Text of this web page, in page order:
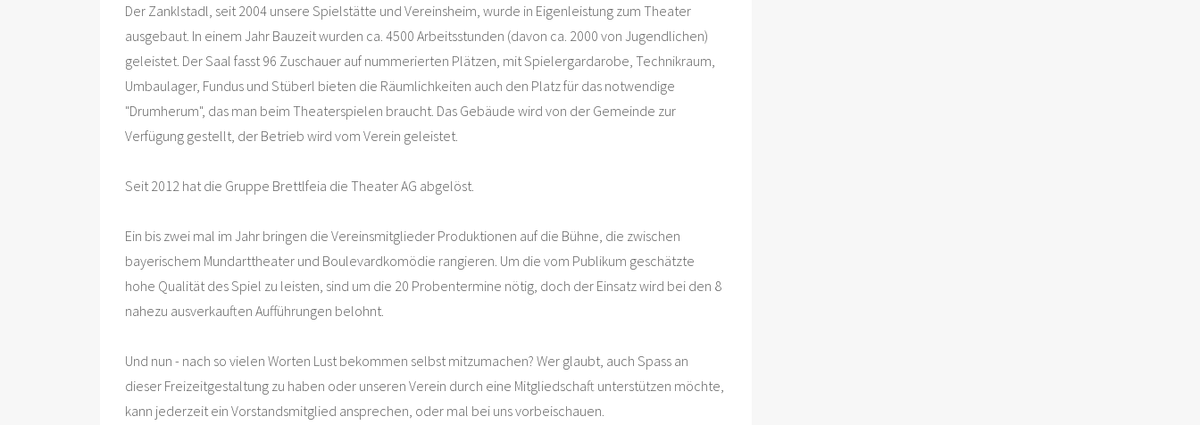
Der Zanklstadl, seit 2004 unsere Spielstätte und Vereinsheim, wurde in Eigenleistung zum Theater
ausgebaut. In einem Jahr Bauzeit wurden ca. 4500 Arbeitsstunden (davon ca. 2000 von Jugendlichen)
geleistet. Der Saal fasst 96 Zuschauer auf nummerierten Plätzen, mit Spielergardarobe, Technikraum,
Umbaulager, Fundus und Stüberl bieten die Räumlichkeiten auch den Platz für das notwendige
"Drumherum", das man beim Theaterspielen braucht. Das Gebäude wird von der Gemeinde zur
Verfügung gestellt, der Betrieb wird vom Verein geleistet.
Seit 2012 hat die Gruppe Brettlfeia die Theater AG abgelöst.
Ein bis zwei mal im Jahr bringen die Vereinsmitglieder Produktionen auf die Bühne, die zwischen
bayerischem Mundarttheater und Boulevardkomödie rangieren. Um die vom Publikum geschätzte
hohe Qualität des Spiel zu leisten, sind um die 20 Probentermine nötig, doch der Einsatz wird bei den 8
nahezu ausverkauften Aufführungen belohnt.
Und nun - nach so vielen Worten Lust bekommen selbst mitzumachen? Wer glaubt, auch Spass an
dieser Freizeitgestaltung zu haben oder unseren Verein durch eine Mitgliedschaft unterstützen möchte,
kann jederzeit ein Vorstandsmitglied ansprechen, oder mal bei uns vorbeischauen.